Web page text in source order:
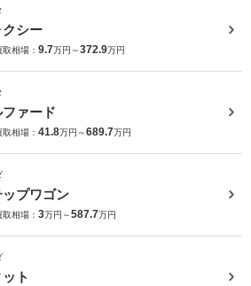
クシー
相場： 9.7万円～372.9万円
ファード
相場： 41.8万円～689.7万円
ップワゴン
相場： 3万円～587.7万円
ト